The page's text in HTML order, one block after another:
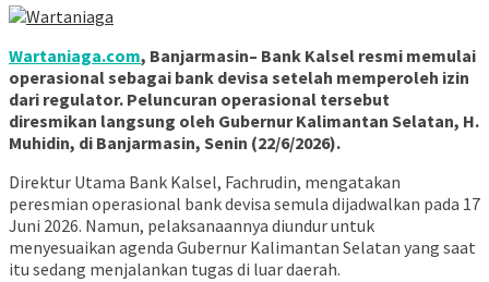
Wartaniaga.com, Banjarmasin– Bank Kalsel resmi memulai
operasional sebagai bank devisa setelah memperoleh izin
dari regulator. Peluncuran operasional tersebut
diresmikan langsung oleh Gubernur Kalimantan Selatan, H.
Muhidin, di Banjarmasin, Senin (22/6/2026).
Direktur Utama Bank Kalsel, Fachrudin, mengatakan
peresmian operasional bank devisa semula dijadwalkan pada 17
Juni 2026. Namun, pelaksanaannya diundur untuk
menyesuaikan agenda Gubernur Kalimantan Selatan yang saat
itu sedang menjalankan tugas di luar daerah.